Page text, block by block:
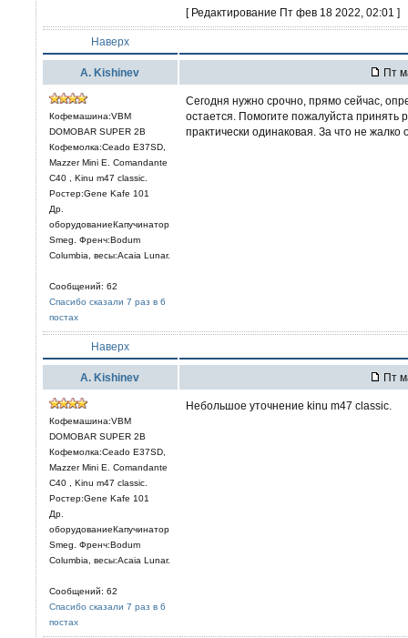
[ Редактирование Пт фев 18 2022, 02:01 ]
Наверх
А. Kishinev Пт
Кофемашина:VBM
DOMOBAR SUPER 2B
Кофемолка:Ceado E37SD,
Mazzer Mini E. Comandante
C40 , Kinu m47 classic.
Ростер:Gene Kafe 101
Др.
оборудованиеКапучинатор
Smeg. Френч:Bodum
Columbia, весы:Acaia Lunar.
Сообщений: 62
Спасибо сказали 7 раз в 6
постах
Сегодня нужно срочно, прямо сейчас,
остается. Помогите пожалуйста
практически одинаковая. За что не
Наверх
А. Kishinev Пт
Кофемашина:VBM
DOMOBAR SUPER 2B
Кофемолка:Ceado E37SD,
Mazzer Mini E. Comandante
C40 , Kinu m47 classic.
Ростер:Gene Kafe 101
Др.
оборудованиеКапучинатор
Smeg. Френч:Bodum
Columbia, весы:Acaia Lunar.
Сообщений: 62
Спасибо сказали 7 раз в 6
постах
Небольшое уточнение kinu m47 classic.